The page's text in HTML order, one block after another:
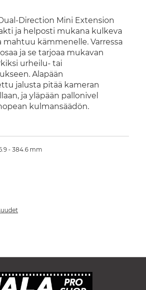
Direction Mini Extension
ja helposti mukana kulkeva
mahtuu kämmenelle. Varressa
ja se tarjoaa mukavan
urheilu- tai
Alapään
jalusta pitää kameran
ja yläpään pallonivel
kulmansäädön.
- 384.6 mm